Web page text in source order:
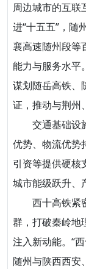
周边城市的互联
进“十五五”，随
襄高速随州段等
能力与服务水平
谋划随岳高铁、
证，推动与荆州
交通基础设施
优势、物流优势
引资等提供硬核
城市能级跃升、
西十高铁紧密
群，打破秦岭地
注入新动能。“
随州与陕西西安